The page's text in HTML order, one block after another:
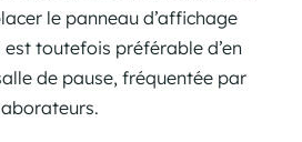
le panneau d’affichage
est toutefois préférable d’en
de pause, fréquentée par